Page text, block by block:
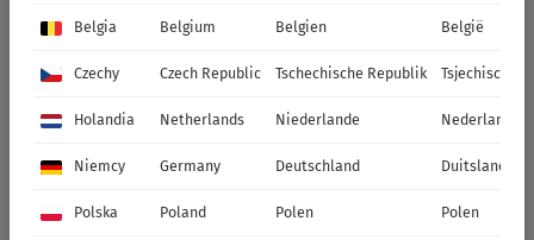
Belgia Belgium Belgien België
Czechy Czech Republic Tschechische Republik Tsjechische
Holandia Netherlands Niederlande Nederland
Niemcy Germany Deutschland Duitsland
Polska Poland Polen Polen